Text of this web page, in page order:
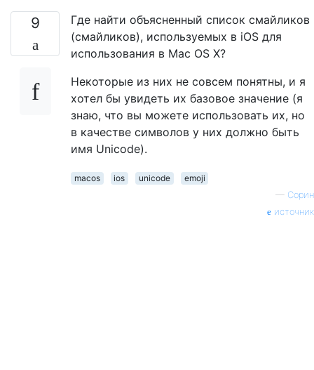
9
Где найти объясненный список смайликов
(смайликов), используемых в iOS для
использования в Mac OS X?
Некоторые из них не совсем понятны, и я
хотел бы увидеть их базовое значение (я
знаю, что вы можете использовать их, но
в качестве символов у них должно быть
имя Unicode).
macos ios unicode
emoji
— Сорин
источник